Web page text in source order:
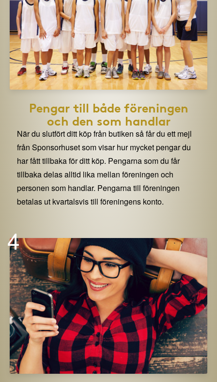
Pengar till både föreningen
och den som handlar
När du slutfört ditt köp från butiken så får du ett mejl
från Sponsorhuset som visar hur mycket pengar du
har fått tillbaka för ditt köp. Pengarna som du får
tillbaka delas alltid lika mellan föreningen och
personen som handlar. Pengarna till föreningen
betalas ut kvartalsvis till föreningens konto.
4